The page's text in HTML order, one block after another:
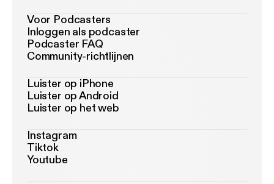
Voor Podcasters
Inloggen als podcaster
Podcaster FAQ
Community-richtlijnen
Luister op iPhone
Luister op Android
Luister op het web
Instagram
Tiktok
Youtube